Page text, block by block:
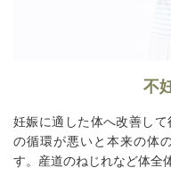
不
妊娠に適した体へ改善し
の循環が悪いと本来の体
す。産道のねじれなど体全